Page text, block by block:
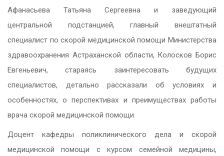
Афанасьева Татьяна Сергеевна и заведующий
центральной подстанцией, главный внештатный
специалист по скорой медицинской помощи Министерства
здравоохранения Астраханской области, Колосков Борис
Евгеньевич, стараясь заинтересовать будущих
специалистов, детально рассказали об условиях и
особенностях, о перспективах и преимуществах работы
врача скорой медицинской помощи.
Доцент кафедры поликлинического дела и скорой
медицинской помощи с курсом семейной медицины,